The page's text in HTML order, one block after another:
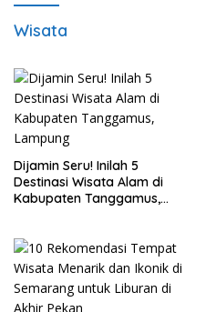
Wisata
Dijamin Seru! Inilah 5
Destinasi Wisata Alam di
Kabupaten Tanggamus,